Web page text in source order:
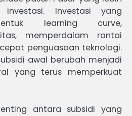
Investasi yang
learning curve,
memperdalam rantai
penguasaan teknologi.
awal berubah menjadi
yang terus memperkuat
antara subsidi yang